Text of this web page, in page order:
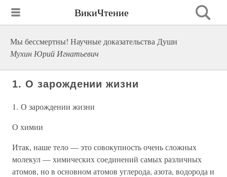
ВикиЧтение
Мы бессмертны! Научные доказательства Души
Мухин Юрий Игнатьевич
1. О зарождении жизни
1. О зарождении жизни
О химии
Итак, наше тело — это совокупность очень сложных
молекул — химических соединений самых различных
атомов, но в основном атомов углерода, азота, водорода и